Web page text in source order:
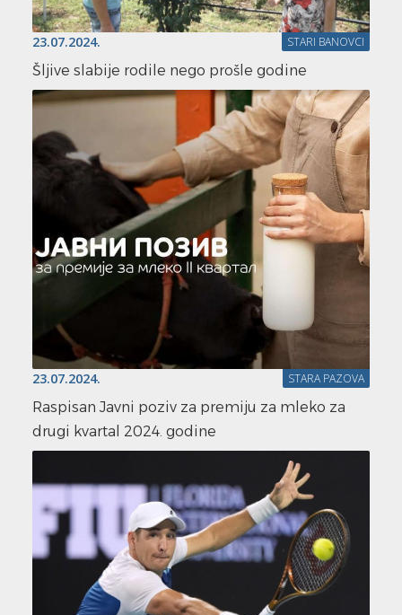
23.07.2024. STARI BANOVCI
Šljive slabije rodile nego prošle godine
23.07.2024. STARA PAZOVA
Raspisan Javni poziv za premiju za mleko za
drugi kvartal 2024. godine